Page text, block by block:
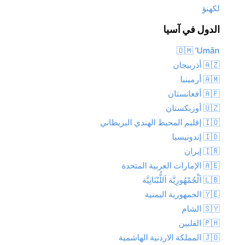
لكهنؤ
الدول في آسيا
🇴🇲 ‘Umān
🇦🇿 أذربيجان
🇦🇲 أرمينيا
🇦🇫 أفغانستان
🇺🇿 أوزبكستان
🇮🇴 إقليم المحيط الهندي البريطاني
🇮🇩 إندونيسيا
🇮🇷 إيران
🇦🇪 الإمارات العربية المتحدة
🇱🇧 اَلْجُمْهُورِيَّة اَللُّبْنَانِيَّة
🇾🇪 الجمهورية اليمنية
🇸🇾 الشام
🇵🇭 الفلبين
🇯🇴 المملكة الاردنية الهاشمية